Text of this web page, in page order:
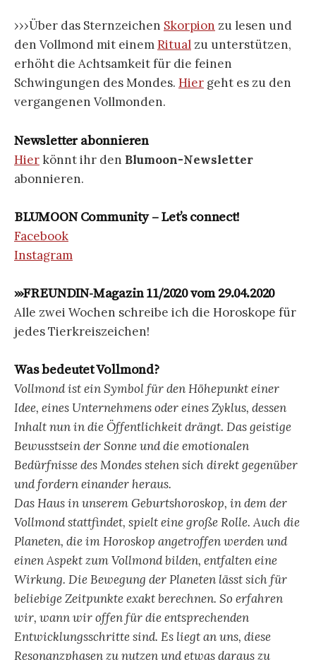
›››Über das Sternzeichen Skorpion zu lesen und
den Vollmond mit einemRitual zu unterstützen,
erhöht die Achtsamkeit für die feinen
Schwingungen des Mondes. Hier geht es zu den
vergangenen Vollmonden.
Newsletter abonnieren
Hierkönnt ihr den Blumoon-Newsletter
abonnieren.
BLUMOON Community – Let’s connect!
Facebook
Instagram
›››FREUNDIN-Magazin 11/2020 vom 29.04.2020
Alle zwei Wochen schreibe ich die Horoskope für
jedes Tierkreiszeichen!
Was bedeutet Vollmond?
Vollmond ist ein Symbol für den Höhepunkt einer
Idee, eines Unternehmens oder eines Zyklus, dessen
Inhalt nun in die Öffentlichkeit drängt. Das geistige
Bewusstsein der Sonne und die emotionalen
Bedürfnisse des Mondes stehen sich direkt gegenüber
und fordern einander heraus.
Das Haus in unserem Geburtshoroskop, in dem der
Vollmond stattfindet, spielt eine große Rolle. Auch die
Planeten, die im Horoskop angetroffen werden und
einen Aspekt zum Vollmond bilden, entfalten eine
Wirkung. Die Bewegung der Planeten lässt sich für
beliebige Zeitpunkte exakt berechnen. So erfahren
wir, wann wir offen für die entsprechenden
Entwicklungsschritte sind. Es liegt an uns, diese
Resonanzphasen zu nutzen und etwas daraus zu